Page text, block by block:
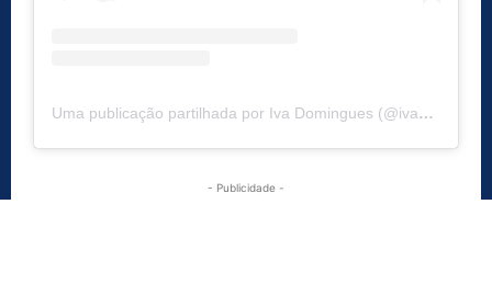
Uma publicação partilhada por Iva Domingues (@ivadominguesoficial)
- Publicidade -